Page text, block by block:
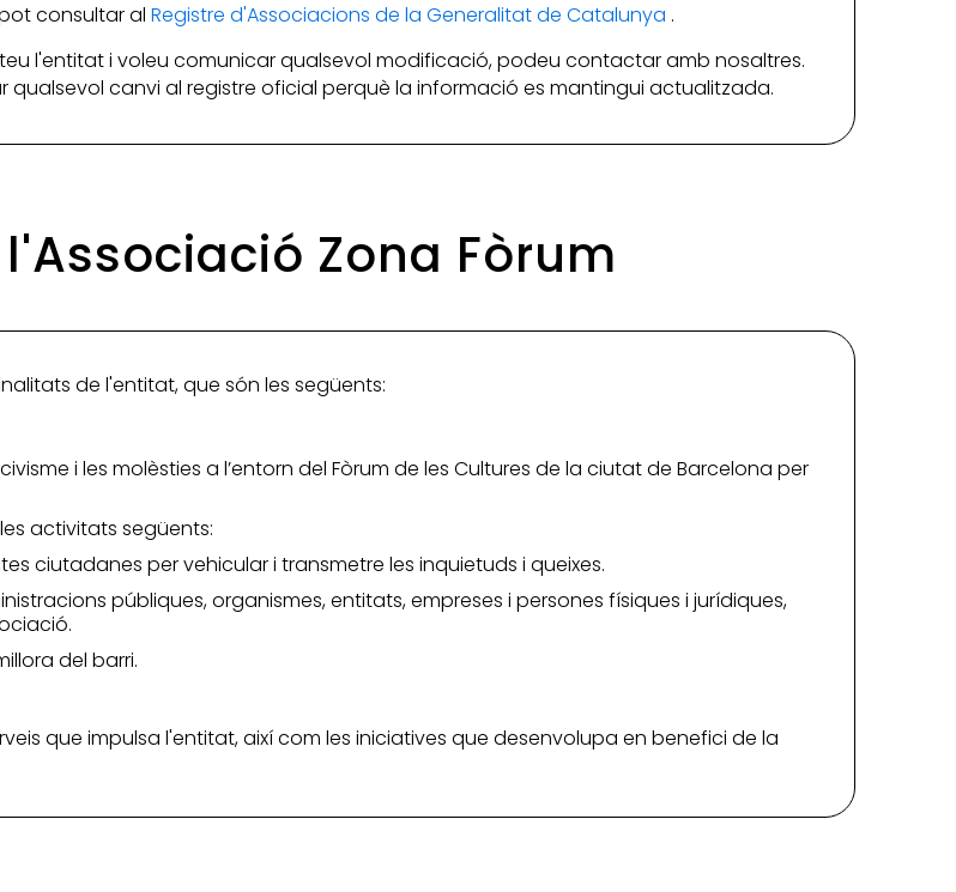
consultar al Registre d'Associacions de la Generalitat de Catalunya .
l'entitat i voleu comunicar qualsevol modificació, podeu contactar amb nosaltres.
canvi al registre oficial perquè la informació es mantingui actualitzada.
Zona Fòrum
de l'entitat, que són les següents:
i les molèsties a l’entorn del Fòrum de les Cultures de la ciutat de Barcelona per
activitats següents:
ciutadanes per vehicular i transmetre les inquietuds i queixes.
públiques, organismes, entitats, empreses i persones físiques i jurídiques,
del barri.
que impulsa l'entitat, així com les iniciatives que desenvolupa en benefici de la